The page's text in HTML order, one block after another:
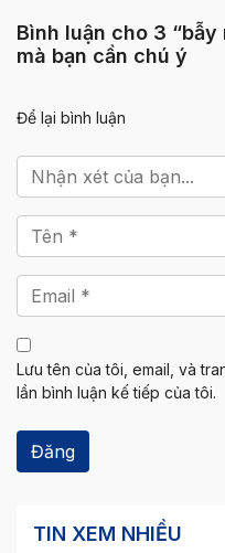
Bình luận cho 3
mà bạn cần chú ý
Để lại bình luận
Lưu tên của tôi, email, và
lần bình luận kế tiếp của tôi.
TIN XEM NHIỀU